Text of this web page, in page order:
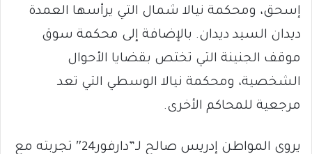
إسحق، ومحكمة نيالا شمال التي يرأسها العمدة
ديدان السيد ديدان. بالإضافة إلى محكمة سوق
موقف الجنينة التي تختص بقضايا الأحوال
الشخصية، ومحكمة نيالا الوسطي التي تعد
مرجعية للمحاكم الأخرى.
يروي المواطن إدريس صالح لـ”دارفور24″ تجربته مع